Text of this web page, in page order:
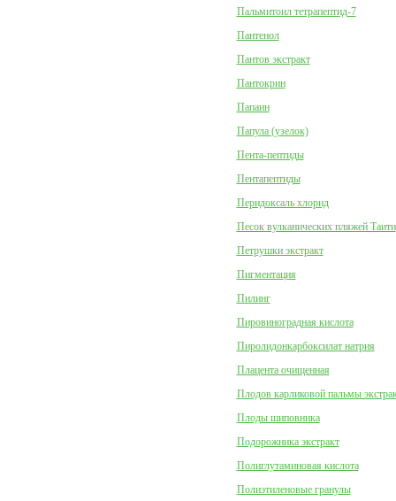
Пальмитоил тетрапептид-7
Пантенол
Пантов экстракт
Пантокрин
Папаин
Папула (узелок)
Пента-пептиды
Пентапептиды
Перидоксаль хлорид
Песок вулканических пляжей Таити
Петрушки экстракт
Пигментация
Пилинг
Пировиноградная кислота
Пиролидонкарбоксилат натрия
Плацента очищенная
Плодов карликовой пальмы
Плоды шиповника
Подорожника экстракт
Полиглутаминовая кислота
Полиэтиленовые гранулы